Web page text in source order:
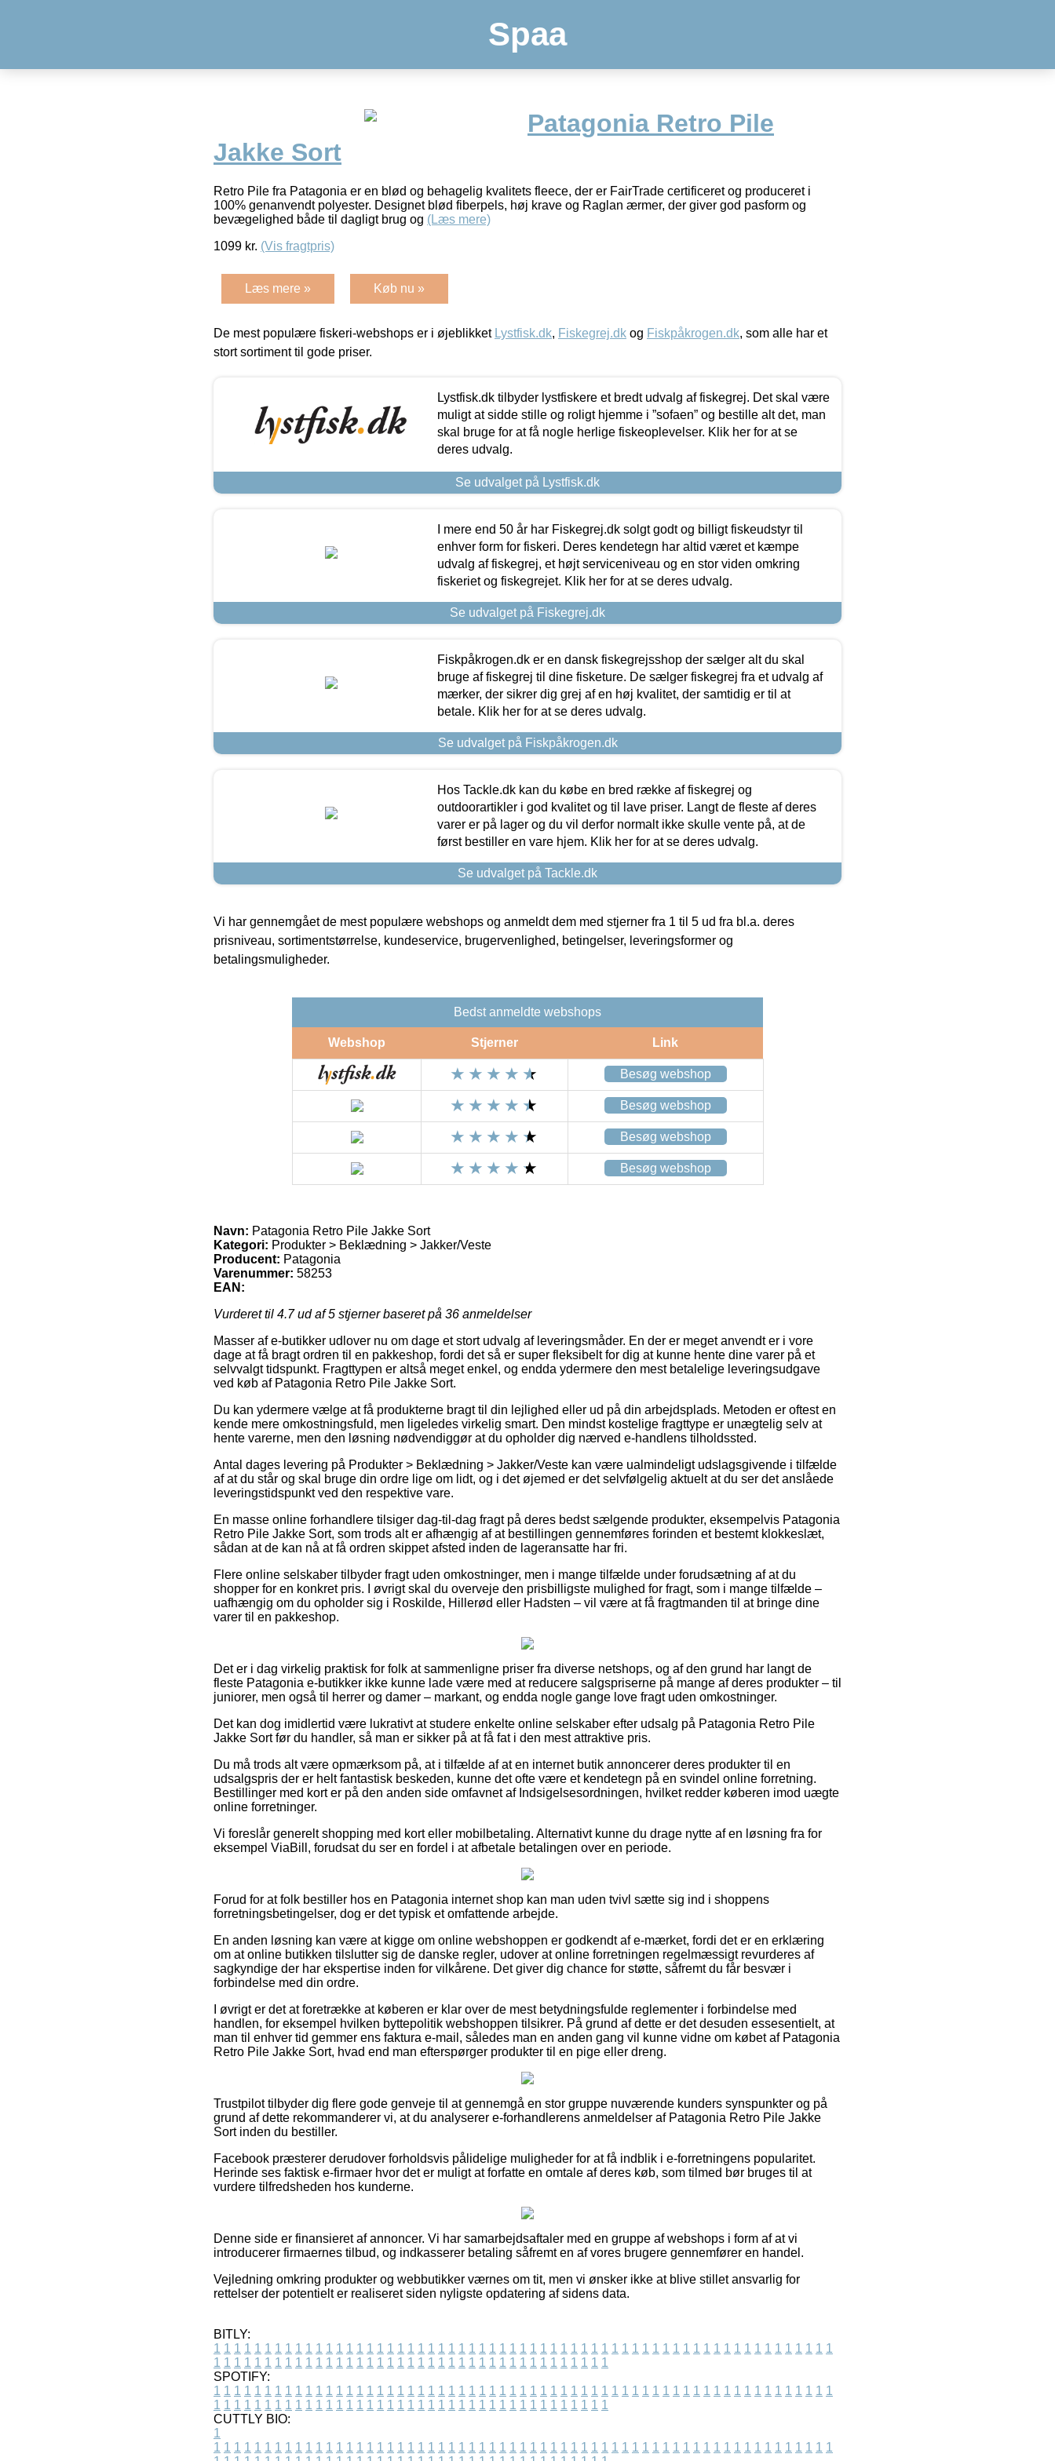
Spaa
Patagonia Retro Pile
Jakke Sort
Retro Pile fra Patagonia er en blød og behagelig kvalitets fleece, der er FairTrade certificeret og produceret i
100% genanvendt polyester. Designet blød fiberpels, høj krave og Raglan ærmer, der giver god pasform og
bevægelighed både til dagligt brug og (Læs mere)
1099 kr. (Vis fragtpris)
Læs mere » Køb nu »
De mest populære fiskeri-webshops er i øjeblikket Lystfisk.dk, Fiskegrej.dk og Fiskpåkrogen.dk, som alle har et
stort sortiment til gode priser.
Lystfisk.dk tilbyder lystfiskere et bredt udvalg af fiskegrej. Det skal være
muligt at sidde stille og roligt hjemme i ”sofaen” og bestille alt det, man
skal bruge for at få nogle herlige fiskeoplevelser. Klik her for at se
deres udvalg.
Se udvalget på Lystfisk.dk
I mere end 50 år har Fiskegrej.dk solgt godt og billigt fiskeudstyr til
enhver form for fiskeri. Deres kendetegn har altid været et kæmpe
udvalg af fiskegrej, et højt serviceniveau og en stor viden omkring
fiskeriet og fiskegrejet. Klik her for at se deres udvalg.
Se udvalget på Fiskegrej.dk
Fiskpåkrogen.dk er en dansk fiskegrejsshop der sælger alt du skal
bruge af fiskegrej til dine fisketure. De sælger fiskegrej fra et udvalg af
mærker, der sikrer dig grej af en høj kvalitet, der samtidig er til at
betale. Klik her for at se deres udvalg.
Se udvalget på Fiskpåkrogen.dk
Hos Tackle.dk kan du købe en bred række af fiskegrej og
outdoorartikler i god kvalitet og til lave priser. Langt de fleste af deres
varer er på lager og du vil derfor normalt ikke skulle vente på, at de
først bestiller en vare hjem. Klik her for at se deres udvalg.
Se udvalget på Tackle.dk
Vi har gennemgået de mest populære webshops og anmeldt dem med stjerner fra 1 til 5 ud fra bl.a. deres
prisniveau, sortimentstørrelse, kundeservice, brugervenlighed, betingelser, leveringsformer og
betalingsmuligheder.
Bedst anmeldte webshops
Webshop Stjerner Link
Besøg webshop
Besøg webshop
Besøg webshop
Besøg webshop
Navn: Patagonia Retro Pile Jakke Sort
Kategori: Produkter > Beklædning > Jakker/Veste
Producent: Patagonia
Varenummer: 58253
EAN:
Vurderet til 4.7ud af 5 stjerner baseret på 36 anmeldelser
Masser af e-butikker udlover nu om dage et stort udvalg af leveringsmåder. En der er meget anvendt er i vore
dage at få bragt ordren til en pakkeshop, fordi det så er super fleksibelt for dig at kunne hente dine varer på et
selvvalgt tidspunkt. Fragttypen er altså meget enkel, og endda ydermere den mest betalelige leveringsudgave
ved køb af Patagonia Retro Pile Jakke Sort.
Du kan ydermere vælge at få produkterne bragt til din lejlighed eller ud på din arbejdsplads. Metoden er oftest en
kende mere omkostningsfuld, men ligeledes virkelig smart. Den mindst kostelige fragttype er unægtelig selv at
hente varerne, men den løsning nødvendiggør at du opholder dig nærved e-handlens tilholdssted.
Antal dages levering på Produkter > Beklædning > Jakker/Veste kan være ualmindeligt udslagsgivende i tilfælde
af at du står og skal bruge din ordre lige om lidt, og i det øjemed er det selvfølgelig aktuelt at du ser det anslåede
leveringstidspunkt ved den respektive vare.
En masse online forhandlere tilsiger dag-til-dag fragt på deres bedst sælgende produkter, eksempelvis Patagonia
Retro Pile Jakke Sort, som trods alt er afhængig af at bestillingen gennemføres forinden et bestemt klokkeslæt,
sådan at de kan nå at få ordren skippet afsted inden de lageransatte har fri.
Flere online selskaber tilbyder fragt uden omkostninger, men i mange tilfælde under forudsætning af at du
shopper for en konkret pris. I øvrigt skal du overveje den prisbilligste mulighed for fragt, som i mange tilfælde –
uafhængig om du opholder sig i Roskilde, Hillerød eller Hadsten – vil være at få fragtmanden til at bringe dine
varer til en pakkeshop.
Det er i dag virkelig praktisk for folk at sammenligne priser fra diverse netshops, og af den grund har langt de
fleste Patagonia e-butikker ikke kunne lade være med at reducere salgspriserne på mange af deres produkter – til
juniorer, men også til herrer og damer – markant, og endda nogle gange love fragt uden omkostninger.
Det kan dog imidlertid være lukrativt at studere enkelte online selskaber efter udsalg på Patagonia Retro Pile
Jakke Sort før du handler, så man er sikker på at få fat i den mest attraktive pris.
Du må trods alt være opmærksom på, at i tilfælde af at en internet butik annoncerer deres produkter til en
udsalgspris der er helt fantastisk beskeden, kunne det ofte være et kendetegn på en svindel online forretning.
Bestillinger med kort er på den anden side omfavnet af Indsigelsesordningen, hvilket redder køberen imod uægte
online forretninger.
Vi foreslår generelt shopping med kort eller mobilbetaling. Alternativt kunne du drage nytte af en løsning fra for
eksempel ViaBill, forudsat du ser en fordel i at afbetale betalingen over en periode.
Forud for at folk bestiller hos en Patagonia internet shop kan man uden tvivl sætte sig ind i shoppens
forretningsbetingelser, dog er det typisk et omfattende arbejde.
En anden løsning kan være at kigge om online webshoppen er godkendt af e-mærket, fordi det er en erklæring
om at online butikken tilslutter sig de danske regler, udover at online forretningen regelmæssigt revurderes af
sagkyndige der har ekspertise inden for vilkårene. Det giver dig chance for støtte, såfremt du får besvær i
forbindelse med din ordre.
I øvrigt er det at foretrække at køberen er klar over de mest betydningsfulde reglementer i forbindelse med
handlen, for eksempel hvilken byttepolitik webshoppen tilsikrer. På grund af dette er det desuden essesentielt, at
man til enhver tid gemmer ens faktura e-mail, således man en anden gang vil kunne vidne om købet af Patagonia
Retro Pile Jakke Sort, hvad end man efterspørger produkter til en pige eller dreng.
Trustpilot tilbyder dig flere gode genveje til at gennemgå en stor gruppe nuværende kunders synspunkter og på
grund af dette rekommanderer vi, at du analyserer e-forhandlerens anmeldelser af Patagonia Retro Pile Jakke
Sort inden du bestiller.
Facebook præsterer derudover forholdsvis pålidelige muligheder for at få indblik i e-forretningens popularitet.
Herinde ses faktisk e-firmaer hvor det er muligt at forfatte en omtale af deres køb, som tilmed bør bruges til at
vurdere tilfredsheden hos kunderne.
Denne side er finansieret af annoncer. Vi har samarbejdsaftaler med en gruppe af webshops i form af at vi
introducerer firmaernes tilbud, og indkasserer betaling såfremt en af vores brugere gennemfører en handel.
Vejledning omkring produkter og webbutikker værnes om tit, men vi ønsker ikke at blive stillet ansvarlig for
rettelser der potentielt er realiseret siden nyligste opdatering af sidens data.
BITLY:
1 1 1 1 1 1 1 1 1 1 1 1 1 1 1 1 1 1 1 1 1 1 1 1 1 1 1 1 1 1 1 1 1 1 1 1 1 1 1 1 1 1 1 1 1 1 1 1 1 1 1 1 1 1 1 1 1 1 1 1 1
1 1 1 1 1 1 1 1 1 1 1 1 1 1 1 1 1 1 1 1 1 1 1 1 1 1 1 1 1 1 1 1 1 1 1 1 1 1 1
SPOTIFY:
1 1 1 1 1 1 1 1 1 1 1 1 1 1 1 1 1 1 1 1 1 1 1 1 1 1 1 1 1 1 1 1 1 1 1 1 1 1 1 1 1 1 1 1 1 1 1 1 1 1 1 1 1 1 1 1 1 1 1 1 1
1 1 1 1 1 1 1 1 1 1 1 1 1 1 1 1 1 1 1 1 1 1 1 1 1 1 1 1 1 1 1 1 1 1 1 1 1 1 1
CUTTLY BIO:
1
1 1 1 1 1 1 1 1 1 1 1 1 1 1 1 1 1 1 1 1 1 1 1 1 1 1 1 1 1 1 1 1 1 1 1 1 1 1 1 1 1 1 1 1 1 1 1 1 1 1 1 1 1 1 1 1 1 1 1 1 1